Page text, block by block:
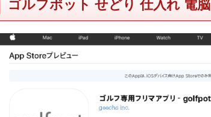
ゴルフポット せどり 仕入れ 電脳